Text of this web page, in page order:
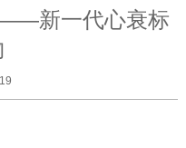
新一代心衰标